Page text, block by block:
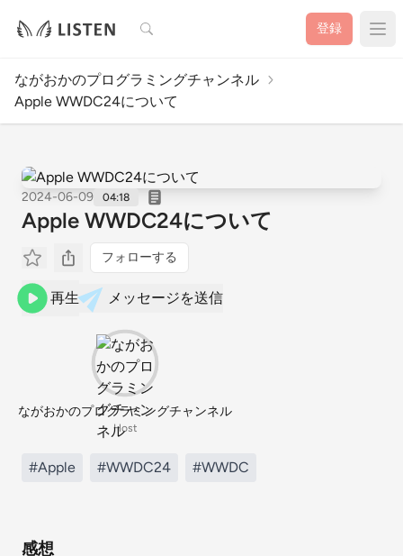
検索 登録
ながおかのプログラミングチャンネル
Apple WWDC24について
2024-06-09 04:18
Apple WWDC24について
フォローする
再生 メッセージを送信
ながおかのプログラミングチャンネル
Host
#Apple #WWDC24 #WWDC
感想